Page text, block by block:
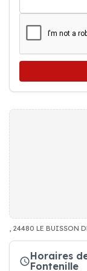
, 24480 LE BUISSON
Horaires
Fontenille